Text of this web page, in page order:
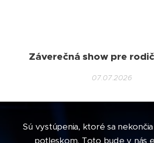
Záverečná show pre
07.07.2026
Sú vystúpenia, ktoré sa
potleskom. Toto bude v nás